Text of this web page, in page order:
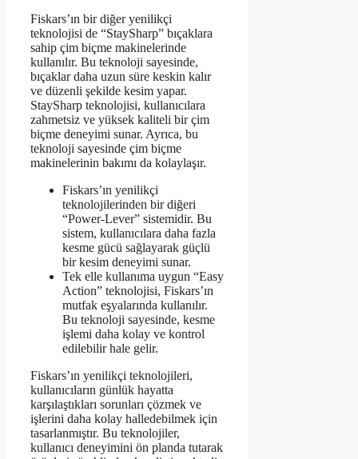
Fiskars’ın bir diğer yenilikçi
teknolojisi de “StaySharp” bıçaklara
sahip çim biçme makinelerinde
kullanılır. Bu teknoloji sayesinde,
bıçaklar daha uzun süre keskin kalır
ve düzenli şekilde kesim yapar.
StaySharp teknolojisi, kullanıcılara
zahmetsiz ve yüksek kaliteli bir çim
biçme deneyimi sunar. Ayrıca, bu
teknoloji sayesinde çim biçme
makinelerinin bakımı da kolaylaşır.
Fiskars’ın yenilikçi
teknolojilerinden bir diğeri
“Power-Lever” sistemidir. Bu
sistem, kullanıcılara daha fazla
kesme gücü sağlayarak güçlü
bir kesim deneyimi sunar.
Tek elle kullanıma uygun “Easy
Action” teknolojisi, Fiskars’ın
mutfak eşyalarında kullanılır.
Bu teknoloji sayesinde, kesme
işlemi daha kolay ve kontrol
edilebilir hale gelir.
Fiskars’ın yenilikçi teknolojileri,
kullanıcıların günlük hayatta
karşılaştıkları sorunları çözmek ve
işlerini daha kolay halledebilmek için
tasarlanmıştır. Bu teknolojiler,
kullanıcı deneyimini ön planda tutarak